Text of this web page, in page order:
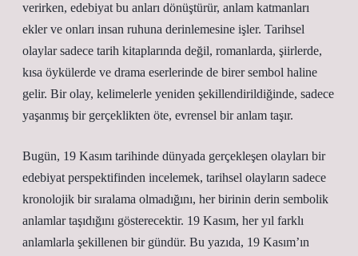
verirken, edebiyat bu anları dönüştürür, anlam katmanları
ekler ve onları insan ruhuna derinlemesine işler. Tarihsel
olaylar sadece tarih kitaplarında değil, romanlarda, şiirlerde,
kısa öykülerde ve drama eserlerinde de birer sembol haline
gelir. Bir olay, kelimelerle yeniden şekillendirildiğinde, sadece
yaşanmış bir gerçeklikten öte, evrensel bir anlam taşır.
Bugün, 19 Kasım tarihinde dünyada gerçekleşen olayları bir
edebiyat perspektifinden incelemek, tarihsel olayların sadece
kronolojik bir sıralama olmadığını, her birinin derin sembolik
anlamlar taşıdığını gösterecektir. 19 Kasım, her yıl farklı
anlamlarla şekillenen bir gündür. Bu yazıda, 19 Kasım’ın